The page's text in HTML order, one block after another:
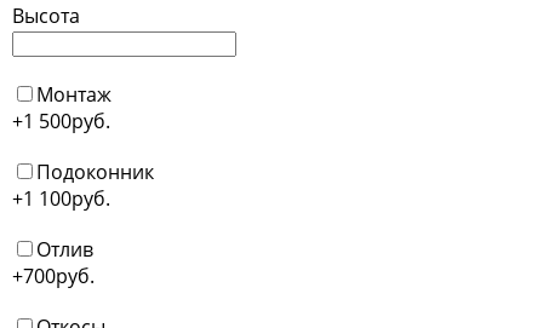
Высота
Монтаж
+1 500руб.
Подоконник
+1 100руб.
Отлив
+700руб.